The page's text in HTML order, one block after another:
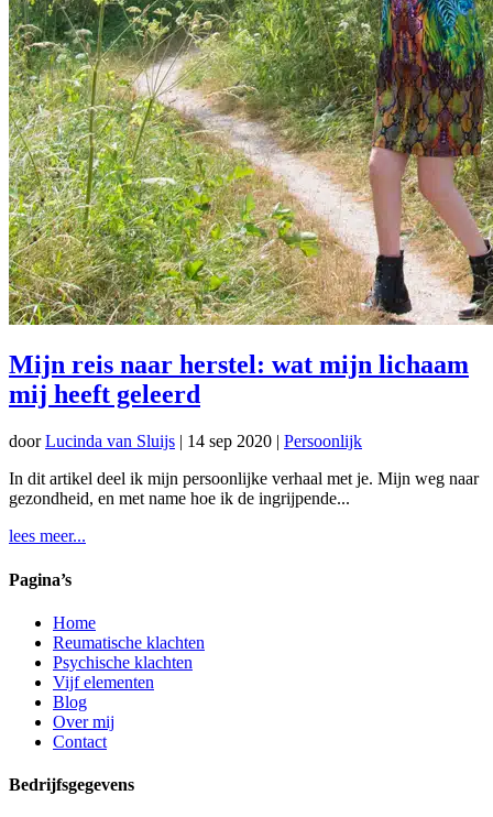
Mijn reis naar herstel: wat mijn lichaam
mij heeft geleerd
doorLucinda van Sluijs | 14 sep 2020 | Persoonlijk
In dit artikel deel ik mijn persoonlijke verhaal met je. Mijn weg naar
gezondheid, en met name hoe ik de ingrijpende...
lees meer...
Pagina’s
Home
Reumatische klachten
Psychische klachten
Vijf elementen
Blog
Over mij
Contact
Bedrijfsgegevens